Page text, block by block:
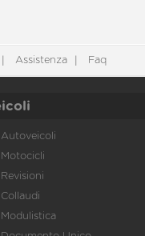
Assistenza Faq
Autoveicoli
Motocicli
Revisioni
Collaudi
Modulistica